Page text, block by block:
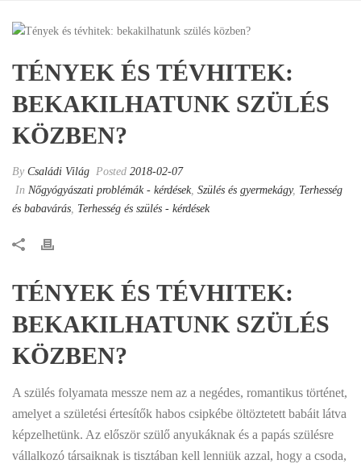
TÉNYEK ÉS TÉVHITEK:
BEKAKILHATUNK SZÜLÉS
KÖZBEN?
By Családi Világ Posted 2018-02-07
In Nőgyógyászati problémák - kérdések, Szülés és gyermekágy, Terhesség
és babavárás, Terhesség és szülés - kérdések
TÉNYEK ÉS TÉVHITEK:
BEKAKILHATUNK SZÜLÉS
KÖZBEN?
A szülés folyamata messze nem az a negédes, romantikus történet,
amelyet a születési értesítők habos csipkébe öltöztetett babáit látva
képzelhetünk. Az először szülő anyukáknak és a papás szülésre
vállalkozó társaiknak is tisztában kell lenniük azzal, hogy a csoda,